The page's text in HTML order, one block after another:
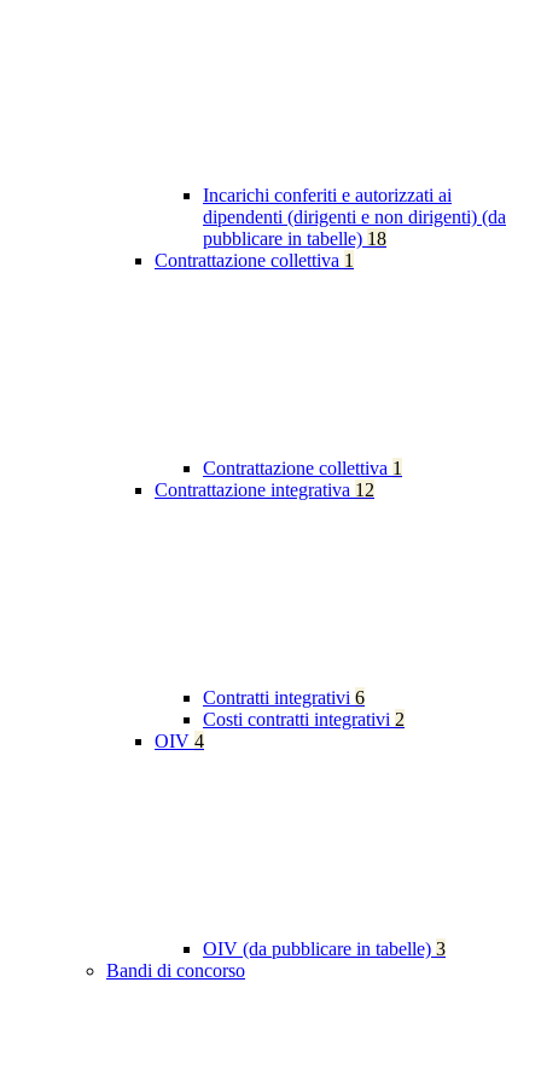
Incarichi conferiti e autorizzati ai
dipendenti (dirigenti e non dirigenti) (da
pubblicare in tabelle) 18
Contrattazione collettiva 1
Contrattazione collettiva 1
Contrattazione integrativa 12
Contratti integrativi 6
Costi contratti integrativi 2
OIV 4
OIV (da pubblicare in tabelle) 3
Bandi di concorso